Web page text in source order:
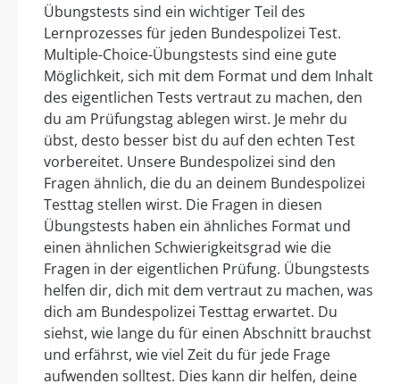
Übungstests sind ein wichtiger Teil des
Lernprozesses für jeden Bundespolizei Test.
Multiple-Choice-Übungstests sind eine gute
Möglichkeit, sich mit dem Format und dem Inhalt
des eigentlichen Tests vertraut zu machen, den
du am Prüfungstag ablegen wirst. Je mehr du
übst, desto besser bist du auf den echten Test
vorbereitet. Unsere Bundespolizei sind den
Fragen ähnlich, die du an deinem Bundespolizei
Testtag stellen wirst. Die Fragen in diesen
Übungstests haben ein ähnliches Format und
einen ähnlichen Schwierigkeitsgrad wie die
Fragen in der eigentlichen Prüfung. Übungstests
helfen dir, dich mit dem vertraut zu machen, was
dich am Bundespolizei Testtag erwartet. Du
siehst, wie lange du für einen Abschnitt brauchst
und erfährst, wie viel Zeit du für jede Frage
aufwenden solltest. Dies kann dir helfen, deine